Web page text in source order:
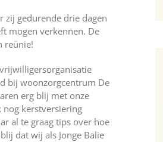
zij gedurende drie dagen
mogen verkennen. De
reünie!
bij woonzorgcentrum De
erg blij met onze
nog kerstversiering
al te graag tips over hoe
dat wij als Jonge Balie